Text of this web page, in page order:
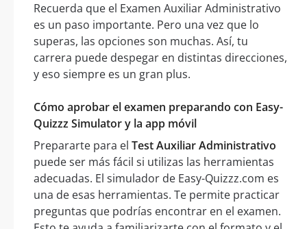
Recuerda que el Examen Auxiliar Administrativo
es un paso importante. Pero una vez que lo
superas, las opciones son muchas. Así, tu
carrera puede despegar en distintas direcciones,
y eso siempre es un gran plus.
Cómo aprobar el examen preparando con Easy-
Quizzz Simulator y la app móvil
Prepararte para el Test Auxiliar Administrativo
puede ser más fácil si utilizas las herramientas
adecuadas. El simulador de Easy-Quizzz.com es
una de esas herramientas. Te permite practicar
preguntas que podrías encontrar en el examen.